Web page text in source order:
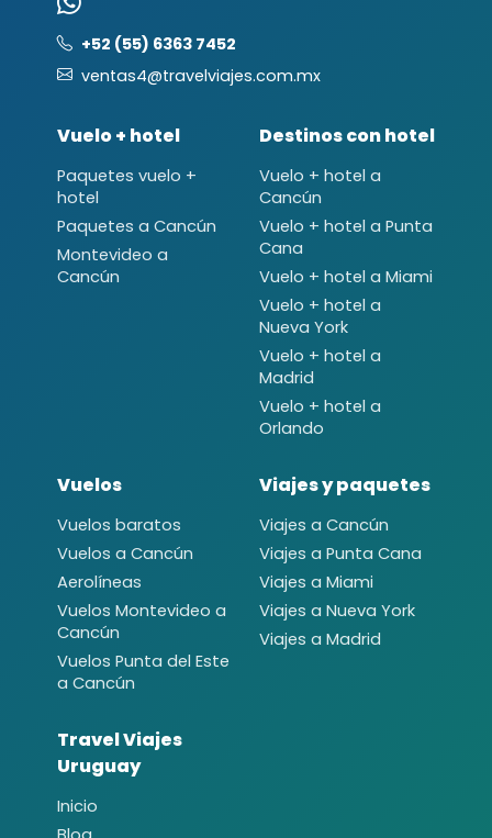
+52 (55) 6363 7452
ventas4@travelviajes.com.mx
Vuelo + hotel
Paquetes vuelo +
hotel
Paquetes a Cancún
Montevideo a
Cancún
Destinos con hotel
Vuelo + hotel a
Cancún
Vuelo + hotel a Punta
Cana
Vuelo + hotel a Miami
Vuelo + hotel a
Nueva York
Vuelo + hotel a
Madrid
Vuelo + hotel a
Orlando
Vuelos
Vuelos baratos
Vuelos a Cancún
Aerolíneas
Vuelos Montevideo a
Cancún
Vuelos Punta del Este
a Cancún
Viajes y paquetes
Viajes a Cancún
Viajes a Punta Cana
Viajes a Miami
Viajes a Nueva York
Viajes a Madrid
Travel Viajes
Uruguay
Inicio